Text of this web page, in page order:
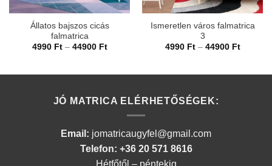
Állatos bajszos cicás
falmatrica
4990 Ft – 44900 FtÁrtartomány:
Ismeretlen város falmatrica
3
4990 Ft – 44900 Ft
JÓ MATRICA ELÉRHETŐSÉGEK:
Email: jomatricaugyfel@gmail.com
Telefon: +36 20 571 8616